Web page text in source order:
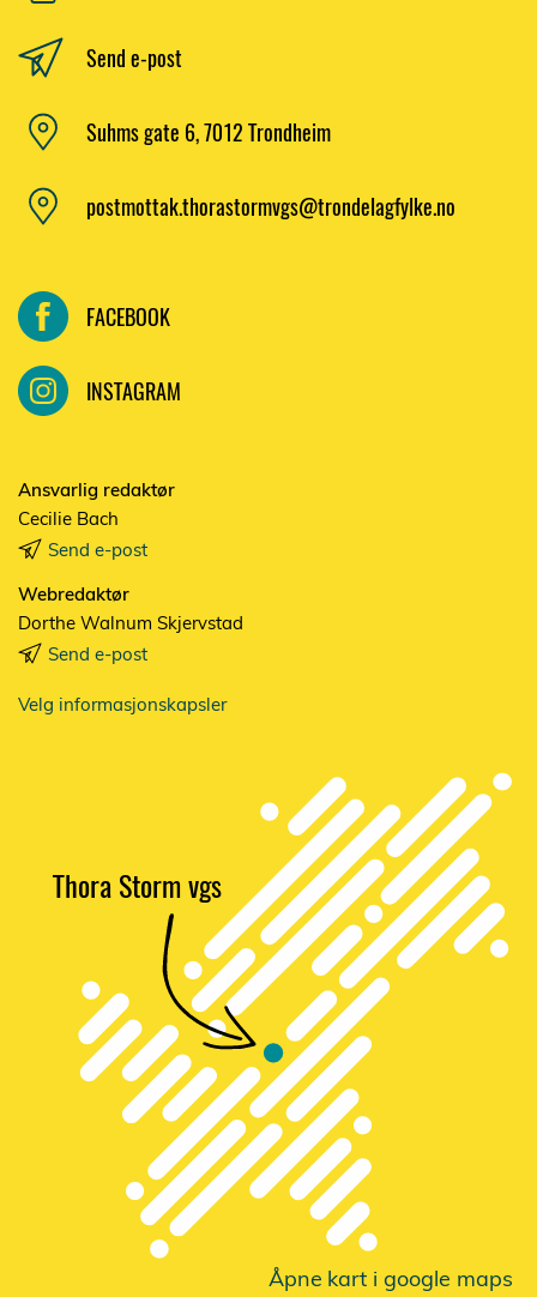
Send e-post
Suhms gate 6, 7012 Trondheim
postmottak.thorastormvgs@trondelagfylke.no
FACEBOOK
INSTAGRAM
Ansvarlig redaktør
Cecilie Bach
Send e-post
Webredaktør
Dorthe Walnum Skjervstad
Send e-post
Velg informasjonskapsler
Åpnekart i google maps
Thora Storm vgs